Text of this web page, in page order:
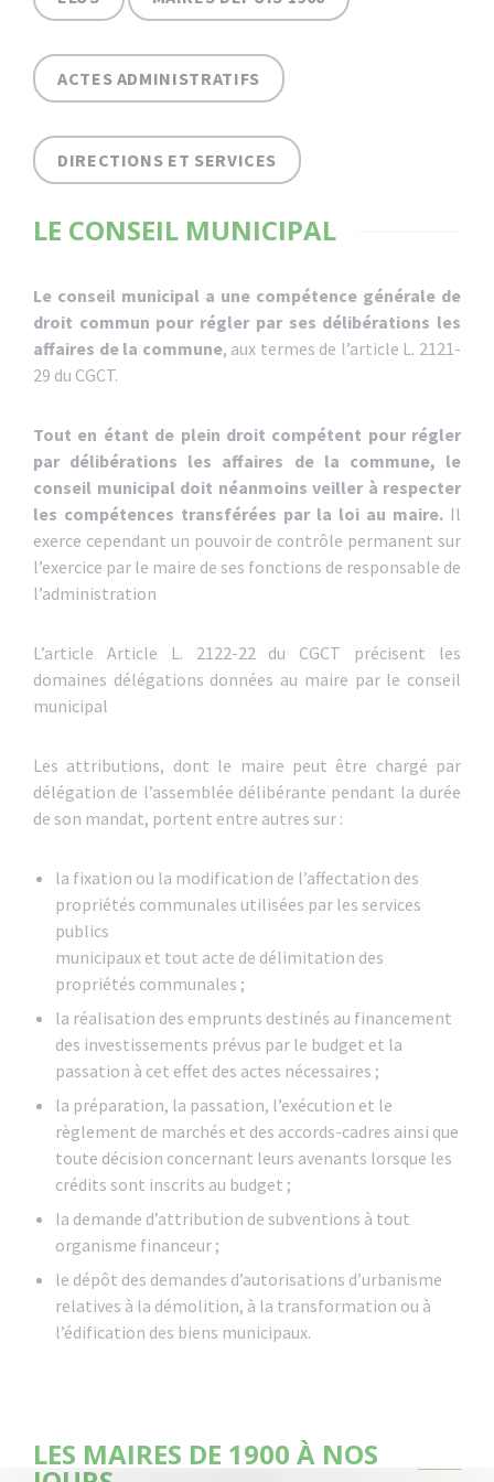
ACTES ADMINISTRATIFS
DIRECTIONS ET SERVICES
LE CONSEIL MUNICIPAL
Le conseil municipal a une compétence générale de
droit commun pour régler par ses délibérations les
affaires de la commune, aux termes de l’article L. 2121-
29 du CGCT.
Tout en étant de plein droit compétent pour régler
par délibérations les affaires de la commune, le
conseil municipal doit néanmoins veiller à respecter
les compétences transférées par la loi au maire. Il
exerce cependant un pouvoir de contrôle permanent sur
l’exercice par le maire de ses fonctions de responsable de
l’administration
L’article Article L. 2122-22 du CGCT précisent les
domaines délégations données au maire par le conseil
municipal
Les attributions, dont le maire peut être chargé par
délégation de l’assemblée délibérante pendant la durée
de son mandat, portent entre autres sur :
la fixation ou la modification de l’affectation des
propriétés communales utilisées par les services
publics
municipaux et tout acte de délimitation des
propriétés communales ;
la réalisation des emprunts destinés au financement
des investissements prévus par le budget et la
passation à cet effet des actes nécessaires ;
la préparation, la passation, l’exécution et le
règlement de marchés et des accords-cadres ainsi que
toute décision concernant leurs avenants lorsque les
crédits sont inscrits au budget ;
la demande d’attribution de subventions à tout
organisme financeur ;
le dépôt des demandes d’autorisations d’urbanisme
relatives à la démolition, à la transformation ou à
l’édification des biens municipaux.
LES MAIRES DE 1900 À NOS